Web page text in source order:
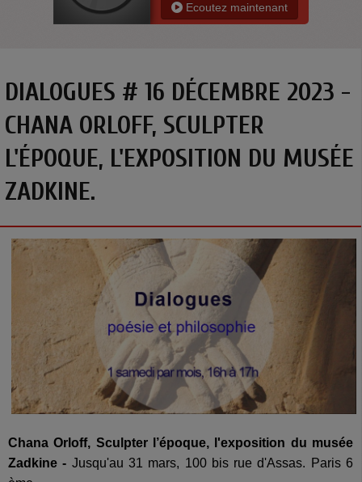
Ecoutez maintenant
DIALOGUES # 16 DÉCEMBRE 2023 -
CHANA ORLOFF, SCULPTER
L'ÉPOQUE, L'EXPOSITION DU MUSÉE
ZADKINE.
Chana Orloff, Sculpter l’époque, l'exposition du musée
Zadkine - Jusqu'au 31 mars, 100 bis rue d'Assas. Paris 6